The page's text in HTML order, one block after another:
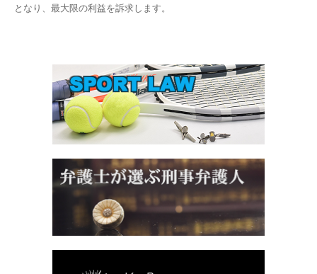
となり、最大限の利益を訴求します。